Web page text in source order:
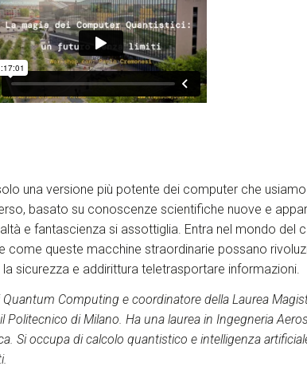
una versione più potente dei computer che
basato su conoscenze scientifiche nuove e
e fantascienza si assottiglia. Entra nel mondo del
come queste macchine straordinarie possano
sicurezza e addirittura teletrasportare informazioni.
Computing e coordinatore della Laurea
di Milano. Ha una laurea in Ingegneria
Si occupa di calcolo quantistico e intelligenza